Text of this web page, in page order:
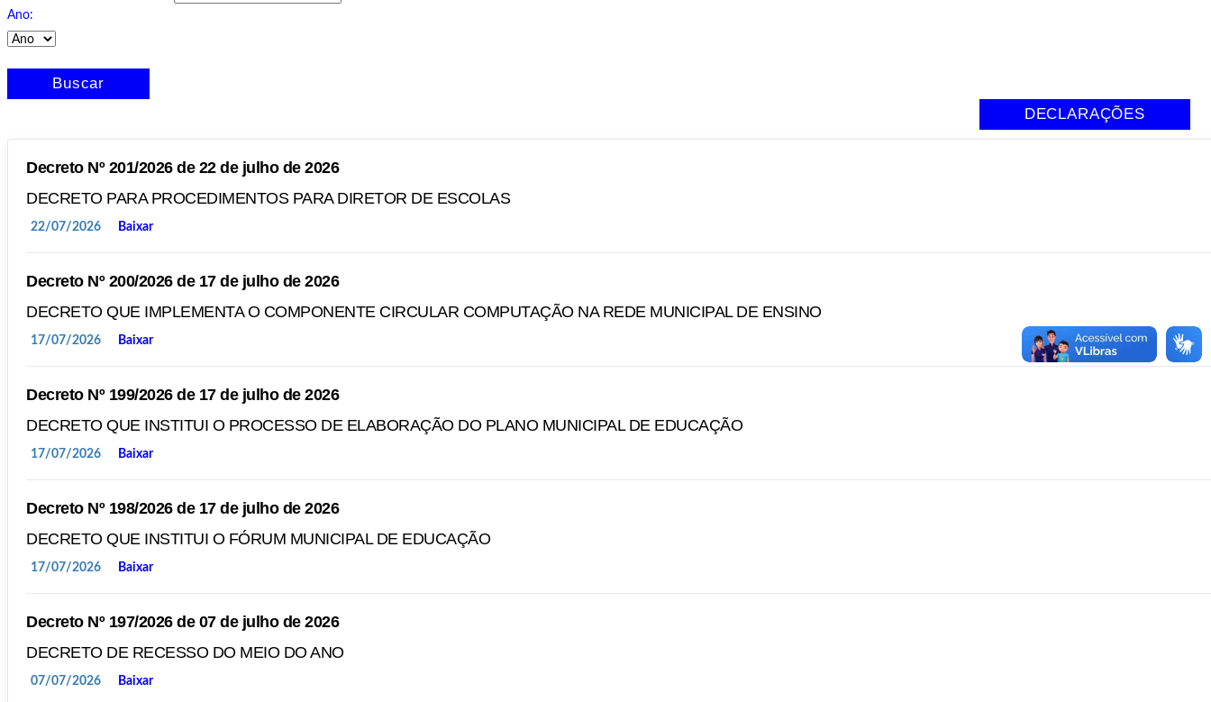
Ano:
Buscar
DECLARAÇÕES
Decreto Nº 201/2026 de 22 de julho de 2026
DECRETO PARA PROCEDIMENTOS PARA DIRETOR DE ESCOLAS
22/07/2026 Baixar
Decreto Nº 200/2026 de 17 de julho de 2026
DECRETO QUE IMPLEMENTA O COMPONENTE CIRCULAR COMPUTAÇÃO NA REDE MUNICIPAL DE ENSINO
17/07/2026 Baixar
Decreto Nº 199/2026 de 17 de julho de 2026
DECRETO QUE INSTITUI O PROCESSO DE ELABORAÇÃO DO PLANO MUNICIPAL DE EDUCAÇÃO
17/07/2026 Baixar
Decreto Nº 198/2026 de 17 de julho de 2026
DECRETO QUE INSTITUI O FÓRUM MUNICIPAL DE EDUCAÇÃO
17/07/2026 Baixar
Decreto Nº 197/2026 de 07 de julho de 2026
DECRETO DE RECESSO DO MEIO DO ANO
07/07/2026 Baixar